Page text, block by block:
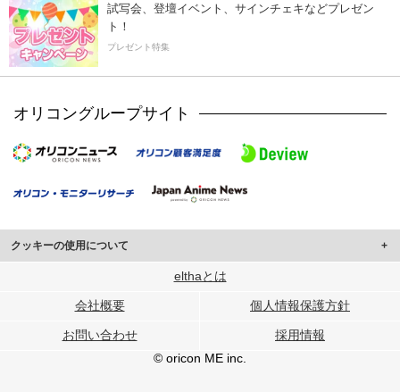
試写会、登壇イベント、サインチェキなどプレゼン
ト！
プレゼント特集
オリコングループサイト
クッキーの使用について
このサイトでは Cookie を使用して、ユーザーに合わせたコンテンツや広告の
行っています。
メディアや広告配信、データ解析の各パートナーに提供しています。
各パートナーは、この情報とユーザーが各パートナーに提供した他の情報や、
ユーザーが各パートナーのサービスを使用したときに収集した他の情報を組み
elthaとは
会社概要 個人情報保護方針
お問い合わせ
採用情報
© oricon ME inc.